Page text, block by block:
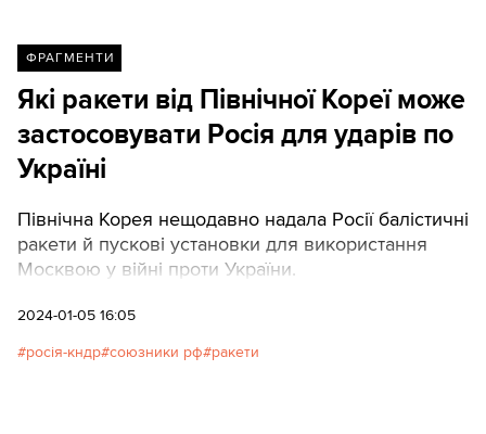
ФРАГМЕНТИ
Які ракети від Північної Кореї може
застосовувати Росія для ударів по
Україні
Північна Корея нещодавно надала Росії балістичні
ракети й пускові установки для використання
Москвою у війні проти України.
2024-01-05 16:05
росія-кндр союзники рф ракети